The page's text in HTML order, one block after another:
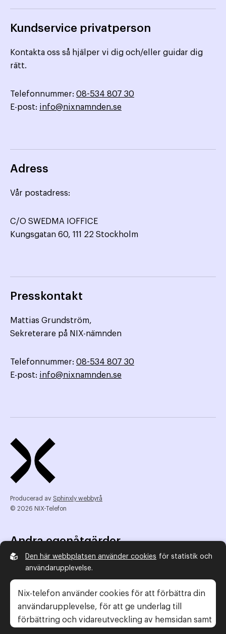
Kundservice privatperson
Kontakta oss så hjälper vi dig och/eller guidar dig
rätt.
Telefonnummer: 08-534 807 30
E-post: info@nixnamnden.se
Adress
Vår postadress:
C/O SWEDMA IOFFICE
Kungsgatan 60, 111 22 Stockholm
Presskontakt
Mattias Grundström,
Sekreterare på NIX-nämnden
Telefonnummer: 08-534 807 30
E-post: info@nixnamnden.se
Producerad av Sphinxly webbyrå
© 2026 NIX-Telefon
Andra egenåtgärder
NIX Telefon
NIX addresserat
Reklamombudsmannen
Konsumentverket
Den här webbplatsen använder cookies för statistik och
användarupplevelse.
Nix-telefon använder cookies för att förbättra din
användarupplevelse, för att ge underlag till
förbättring och vidareutveckling av hemsidan samt